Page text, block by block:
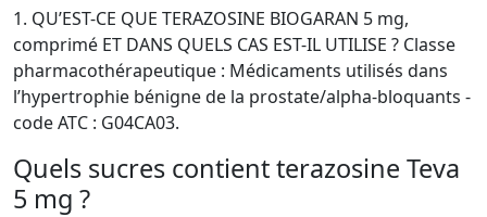
1. QU’EST-CE QUE TERAZOSINE BIOGARAN 5 mg,
comprimé ET DANS QUELS CAS EST-IL UTILISE ? Classe
pharmacothérapeutique : Médicaments utilisés dans
l’hypertrophie bénigne de la prostate/alpha-bloquants -
code ATC : G04CA03.
Quels sucres contient terazosine Teva
5 mg ?